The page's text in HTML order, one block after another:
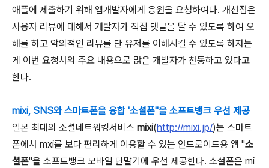
애플에 제출하기 위해 앱개발자에게 응원을 요청하여다. 개선점은
사용자 리뷰에 대해서 개발자가 직접 댓글을 달 수 있도록 하여 오
해를 하고 악의적인 리뷰를 단 유저를 이해시킬 수 있도록 하자는
게 이번 요청서의 주요 내용으로 많은 개발자가 찬동하고 있다고
한다.
mixi, SNS와 스마트폰을 융합 '소셜폰"을 소프트뱅크 우선 제공
일본 최대의 소셜네트워킹서비스 mixi(http://mixi.jp/)는 스마트
폰에서 mxi를 보다 편리하게 이용할 수 있는 안드로이드용 앱 "소
셜폰"을 소프트뱅크 모바일 단말기에 우선 제공한다. 소셜폰은 mi